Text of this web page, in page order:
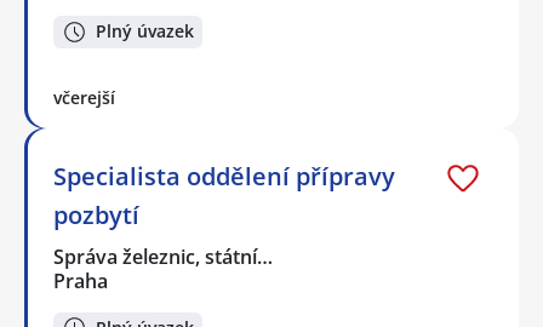
Plný úvazek
včerejší
Specialista oddělení přípravy
pozbytí
Správa železnic, státní…
Praha